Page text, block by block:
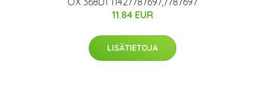
11.84 EUR
LISÄTIETOJA